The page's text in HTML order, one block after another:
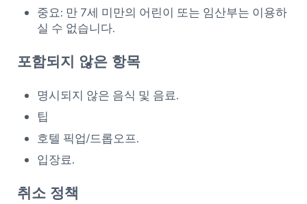
중요: 만 7세 미만의 어린이 또는 임산부는 이용하
실 수 없습니다.
포함되지 않은 항목
명시되지 않은 음식 및 음료.
팁
호텔 픽업/드롭오프.
입장료.
취소 정책